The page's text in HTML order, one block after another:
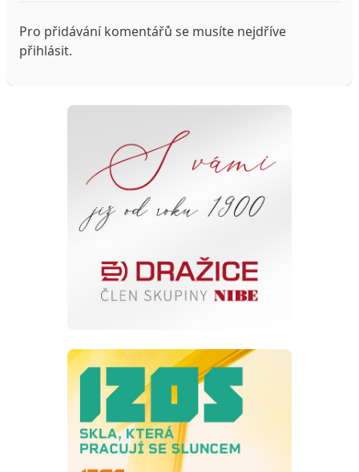
Pro přidávání komentářů se musíte nejdříve
přihlásit.